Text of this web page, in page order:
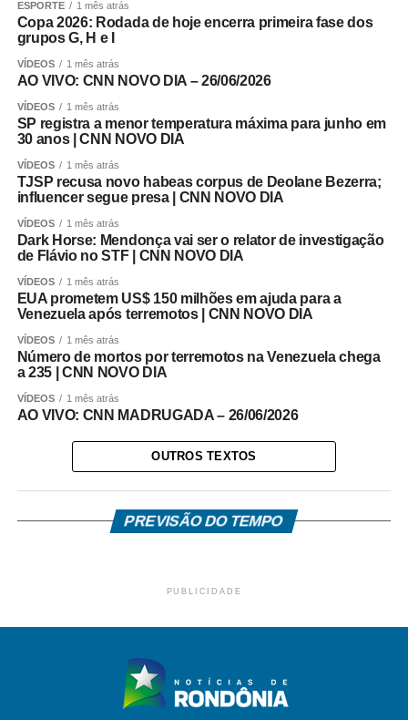
ESPORTE 1 mês atrás
Copa 2026: Rodada de hoje encerra primeira fase dos
grupos G, H e I
VÍDEOS 1 mês atrás
AO VIVO: CNN NOVO DIA – 26/06/2026
VÍDEOS 1 mês atrás
SP registra a menor temperatura máxima para junho em
30 anos | CNN NOVO DIA
VÍDEOS 1 mês atrás
TJSP recusa novo habeas corpus de Deolane Bezerra;
influencer segue presa | CNN NOVO DIA
VÍDEOS 1 mês atrás
Dark Horse: Mendonça vai ser o relator de investigação
de Flávio no STF | CNN NOVO DIA
VÍDEOS 1 mês atrás
EUA prometem US$ 150 milhões em ajuda para a
Venezuela após terremotos | CNN NOVO DIA
VÍDEOS 1 mês atrás
Número de mortos por terremotos na Venezuela chega
a 235 | CNN NOVO DIA
VÍDEOS 1 mês atrás
AO VIVO: CNN MADRUGADA – 26/06/2026
OUTROS TEXTOS
PREVISÃO DO TEMPO
PUBLICIDADE